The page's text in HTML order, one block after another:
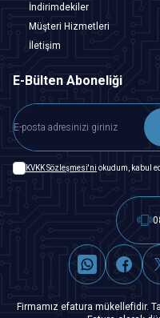
İndirimdekiler
Müşteri Hizmetleri
İletişim
E-Bülten Aboneliği
KVKK Sözleşmesi'ni okudum, kabul
Firmamız efatura mükellefidir.